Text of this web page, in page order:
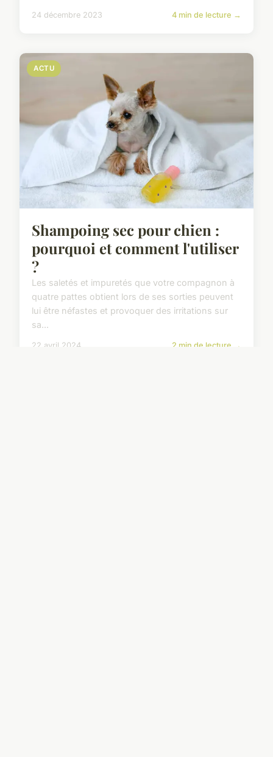
24 décembre 2023 4 min de lecture →
ACTU
Shampoing sec pour chien :
pourquoi et comment l'utiliser
?
Les saletés et impuretés que votre compagnon à
quatre pattes obtient lors de ses sorties peuvent
lui être néfastes et provoquer des irritations sur
sa...
22 avril 2024 2 min de lecture →